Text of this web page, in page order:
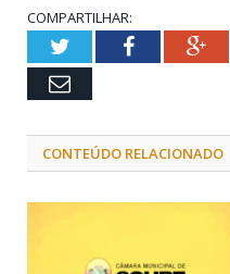
COMPARTILHAR:
TwitterFacebook
Email
CONTEÚDO RELACIONADO